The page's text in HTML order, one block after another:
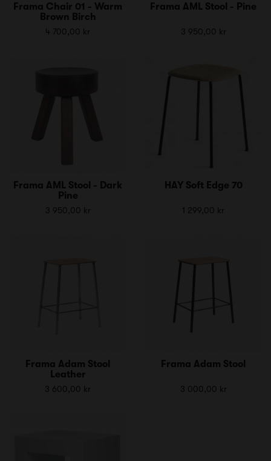
Frama Chair 01 - Warm
Brown Birch
4 700,00 kr
Frama AML Stool - Pine
3 950,00 kr
Frama AML Stool - Dark
Pine
3 950,00 kr
HAY Soft Edge 70
1 299,00 kr
Frama Adam Stool
Leather
3 600,00 kr
Frama Adam Stool
3 000,00 kr